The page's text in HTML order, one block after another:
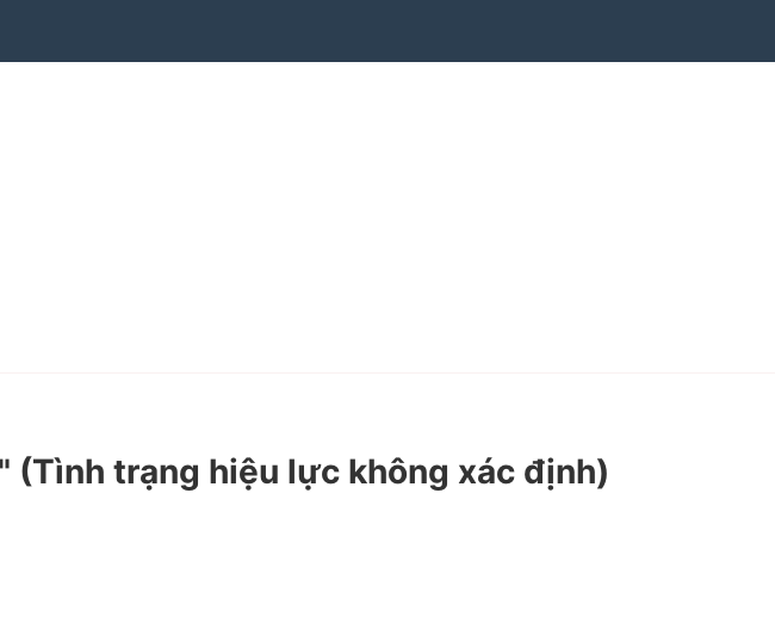
(Tình trạng hiệu lực không xác định)